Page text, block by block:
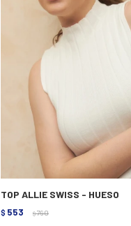
TOP ALLIE SWISS - HUESO
$ 553 $ 790